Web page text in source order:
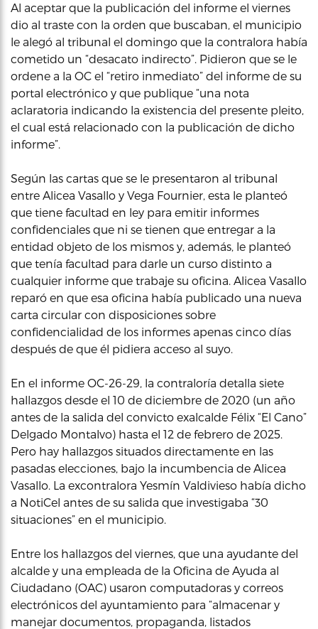
Al aceptar que la publicación del informe el viernes
dio al traste con la orden que buscaban, el municipio
le alegó al tribunal el domingo que la contralora había
cometido un “desacato indirecto”. Pidieron que se le
ordene a la OC el “retiro inmediato” del informe de su
portal electrónico y que publique “una nota
aclaratoria indicando la existencia del presente pleito,
el cual está relacionado con la publicación de dicho
informe”.
Según las cartas que se le presentaron al tribunal
entre Alicea Vasallo y Vega Fournier, esta le planteó
que tiene facultad en ley para emitir informes
confidenciales que ni se tienen que entregar a la
entidad objeto de los mismos y, además, le planteó
que tenía facultad para darle un curso distinto a
cualquier informe que trabaje su oficina. Alicea Vasallo
reparó en que esa oficina había publicado una nueva
carta circular con disposiciones sobre
confidencialidad de los informes apenas cinco días
después de que él pidiera acceso al suyo.
En el informe OC-26-29, la contraloría detalla siete
hallazgos desde el 10 de diciembre de 2020 (un año
antes de la salida del convicto exalcalde Félix “El Cano”
Delgado Montalvo) hasta el 12 de febrero de 2025.
Pero hay hallazgos situados directamente en las
pasadas elecciones, bajo la incumbencia de Alicea
Vasallo. La excontralora Yesmín Valdivieso había dicho
a NotiCel antes de su salida que investigaba “30
situaciones” en el municipio.
Entre los hallazgos del viernes, que una ayudante del
alcalde y una empleada de la Oficina de Ayuda al
Ciudadano (OAC) usaron computadoras y correos
electrónicos del ayuntamiento para “almacenar y
manejar documentos, propaganda, listados